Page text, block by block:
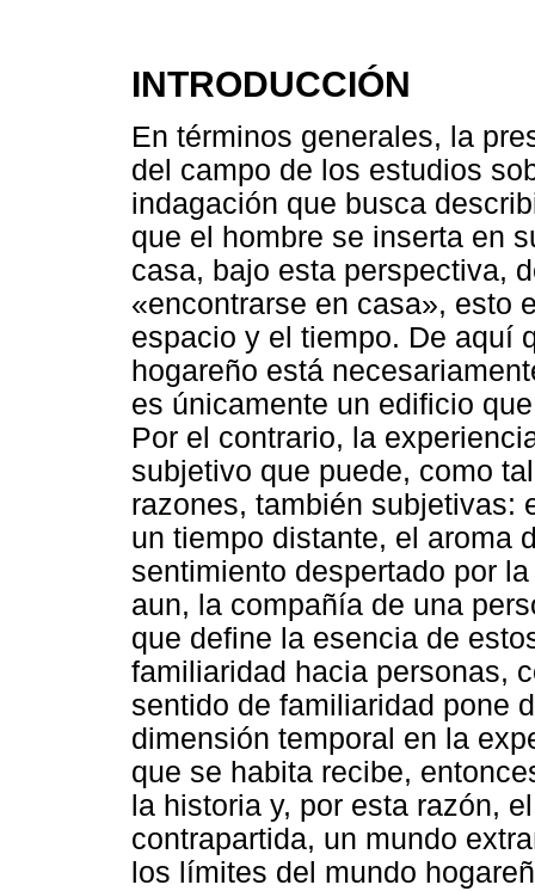
INTRODUCCIÓN
En términos generales, la
del campo de los estudios
indagación que busca
que el hombre se inserta en
casa, bajo esta perspectiva,
«encontrarse en casa», esto
espacio y el tiempo. De aquí
hogareño está
es únicamente un edificio
Por el contrario, la
subjetivo que puede, como
razones, también subjetivas:
un tiempo distante, el aroma
sentimiento despertado por
aun, la compañía de una
que define la esencia de
familiaridad hacia personas,
sentido de familiaridad pone
dimensión temporal en la
que se habita recibe,
la historia y, por esta razón,
contrapartida, un mundo
los límites del mundo